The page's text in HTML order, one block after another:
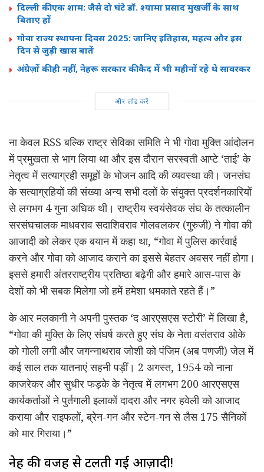
दिल्ली की एक शाम: जैसे दो घंटे डॉ. श्यामा प्रसाद मुखर्जी के साथ
बिताए हों
गोवा राज्य स्थापना दिवस 2025: जानिए इतिहास, महत्व और इस
दिन से जुड़ी खास बातें
अंग्रेज़ों की ही नहीं, नेहरू सरकार की कैद में भी महीनों रहे थे सावरकर
और लोड करें
ना केवल RSS बल्कि राष्ट्र सेविका समिति ने भी गोवा मुक्ति आंदोलन
में प्रमुखता से भाग लिया था और इस दौरान सरस्वती आप्टे ‘ताई’ के
नेतृत्व में सत्याग्रही समूहों के भोजन आदि की व्यवस्था की। जनसंघ
के सत्याग्रहियों की संख्या अन्य सभी दलों के संयुक्त प्रदर्शनकारियों
से लगभग 4 गुना अधिक थी। राष्ट्रीय स्वयंसेवक संघ के तत्कालीन
सरसंघचालक माधवराव सदाशिवराव गोलवलकर (गुरुजी) ने गोवा की
आजादी को लेकर एक बयान में कहा था, “गोवा में पुलिस कार्रवाई
करने और गोवा को आजाद कराने का इससे बेहतर अवसर नहीं होगा।
इससे हमारी अंतरराष्ट्रीय प्रतिष्ठा बढ़ेगी और हमारे आस-पास के
देशों को भी सबक मिलेगा जो हमें हमेशा धमकाते रहते हैं।”
के आर मलकानी ने अपनी पुस्तक ‘द आरएसएस स्टोरी’ में लिखा है,
“गोवा की मुक्ति के लिए संघर्ष करते हुए संघ के नेता वसंतराव ओके
को गोली लगी और जगन्नाथराव जोशी को पंजिम (अब पणजी) जेल में
कई साल तक यातनाएं सहनी पड़ीं। 2 अगस्त, 1954 को नाना
काजरेकर और सुधीर फड़के के नेतृत्व में लगभग 200 आरएसएस
कार्यकर्ताओं ने पुर्तगाली इलाकों दादरा और नगर हवेली को आजाद
कराया और राइफलों, ब्रेन-गन और स्टेन-गन से लैस 175 सैनिकों
को मार गिराया।”
नेहरू की वजह से टलती गई आज़ादी!